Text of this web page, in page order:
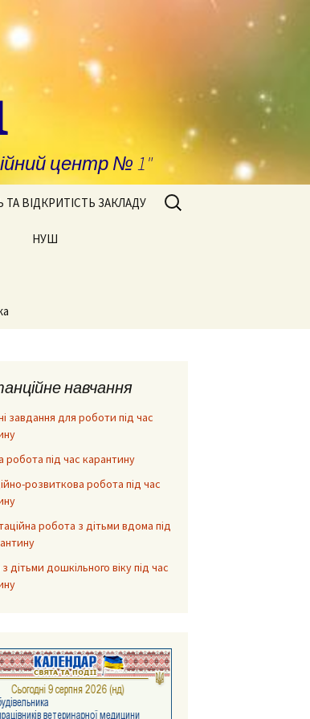
центр № 1"
ТА ВІДКРИТІСТЬ ЗАКЛАДУ
НУШ
Пошук:
навчання
завдання для роботи під час
робота під час карантину
розвиткова робота під час
робота з дітьми вдома під
дітьми дошкільного віку під час